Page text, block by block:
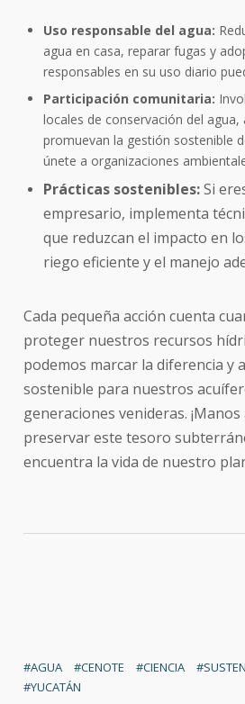
Uso responsable del agua:
agua en casa, reparar fugas y
responsables en su uso diario
Participación comunitaria:
locales de conservación del
promuevan la gestión sostenible
únete a organizaciones
Prácticas sostenibles:Si
empresario, implementa
que reduzcan el impacto en
riego eficiente y el manejo
Cada pequeña acción cuenta
proteger nuestros recursos
podemos marcar la diferencia y
sostenible para nuestros
generaciones venideras.
preservar este tesoro
encuentra la vida de nuestro
AGUA CENOTE CIENCIA
YUCATÁN